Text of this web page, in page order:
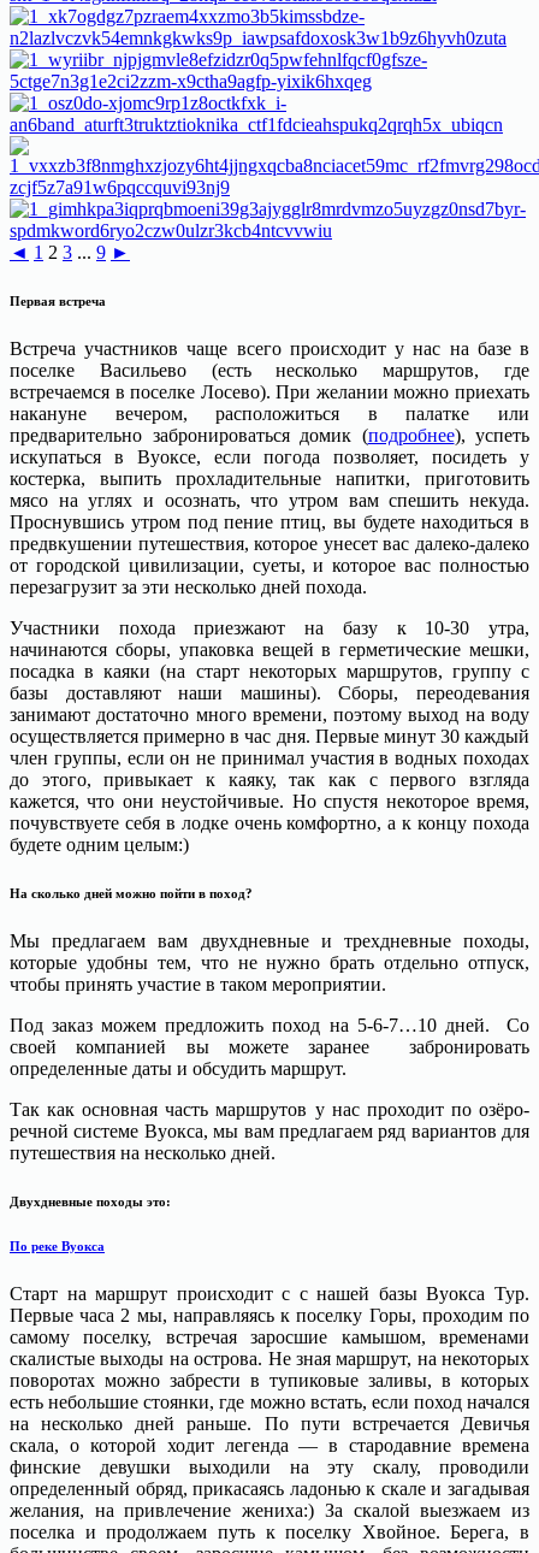
◄ 1 2 3 ... 9 ►
Первая встреча
Встреча участников чаще всего происходит у нас на базе в
поселке Васильево (есть несколько маршрутов, где
встречаемся в поселке Лосево). При желании можно приехать
накануне вечером, расположиться в палатке или
предварительно забронироваться домик (подробнее), успеть
искупаться в Вуоксе, если погода позволяет, посидеть у
костерка, выпить прохладительные напитки, приготовить
мясо на углях и осознать, что утром вам спешить некуда.
Проснувшись утром под пение птиц, вы будете находиться в
предвкушении путешествия, которое унесет вас далеко-далеко
от городской цивилизации, суеты, и которое вас полностью
перезагрузит за эти несколько дней похода.
Участники похода приезжают на базу к 10-30 утра,
начинаются сборы, упаковка вещей в герметические мешки,
посадка в каяки (на старт некоторых маршрутов, группу с
базы доставляют наши машины). Сборы, переодевания
занимают достаточно много времени, поэтому выход на воду
осуществляется примерно в час дня. Первые минут 30 каждый
член группы, если он не принимал участия в водных походах
до этого, привыкает к каяку, так как с первого взгляда
кажется, что они неустойчивые. Но спустя некоторое время,
почувствуете себя в лодке очень комфортно, а к концу похода
будете одним целым:)
На сколько дней можно пойти в поход?
Мы предлагаем вам двухдневные и трехдневные походы,
которые удобны тем, что не нужно брать отдельно отпуск,
чтобы принять участие в таком мероприятии.
Под заказ можем предложить поход на 5-6-7…10 дней. Со
своей компанией вы можете заранее забронировать
определенные даты и обсудить маршрут.
Так как основная часть маршрутов у нас проходит по озёро-
речной системе Вуокса, мы вам предлагаем ряд вариантов для
путешествия на несколько дней.
Двухдневные походы это:
По реке Вуокса
Старт на маршрут происходит с с нашей базы Вуокса Тур.
Первые часа 2 мы, направляясь к поселку Горы, проходим по
самому поселку, встречая заросшие камышом, временами
скалистые выходы на острова. Не зная маршрут, на некоторых
поворотах можно забрести в тупиковые заливы, в которых
есть небольшие стоянки, где можно встать, если поход начался
на несколько дней раньше. По пути встречается Девичья
скала, о которой ходит легенда — в стародавние времена
финские девушки выходили на эту скалу, проводили
определенный обряд, прикасаясь ладонью к скале и загадывая
желания, на привлечение жениха:) За скалой выезжаем из
поселка и продолжаем путь к поселку Хвойное. Берега, в